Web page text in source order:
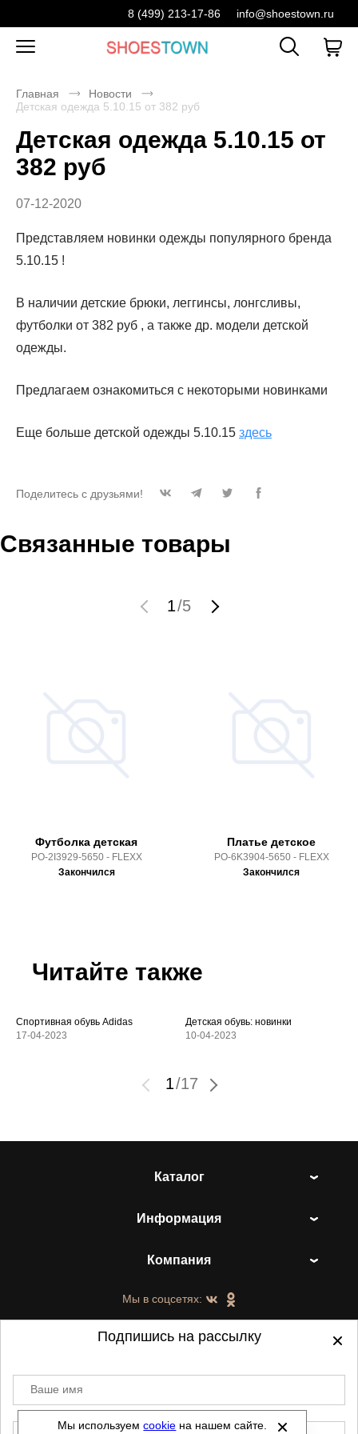
8 (499) 213-17-86 info@shoestown.ru
Главная
Новости
Детская одежда 5.10.15 от 382 руб
Детская одежда 5.10.15 от
382 руб
07-12-2020
Представляем новинки одежды популярного бренда
5.10.15 !
В наличии детские брюки, леггинсы, лонгсливы,
футболки от 382 руб , а также др. модели детской
одежды.
Предлагаем ознакомиться с некоторыми новинками
Еще больше детской одежды 5.10.15 здесь
Поделитесь с друзьями!
Связанные товары
1/5
Футболка детская
PO-2I3929-5650 - FLEXX
Закончился
Платье детское
PO-6K3904-5650 - FLEXX
Закончился
Читайте также
Спортивная обувь Adidas
17-04-2023
Детская обувь: новинки
10-04-2023
1/17
Каталог
Информация
Компания
Мы в соцсетях:
©2021-2026 - ShoesTown.ru - все права
защищены.
Мы используемcookie на нашем сайте.
Подпишись на рассылку
Ваше имя